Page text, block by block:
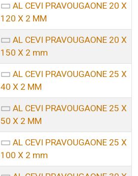
AL CEVI PRAVOUGAONE 20 X
120 X 2 MM
AL CEVI PRAVOUGAONE 20 X
150 X 2 mm
AL CEVI PRAVOUGAONE 25 X
40 X 2 MM
AL CEVI PRAVOUGAONE 25 X
50 X 2 MM
AL CEVI PRAVOUGAONE 25 X
100 X 2 mm